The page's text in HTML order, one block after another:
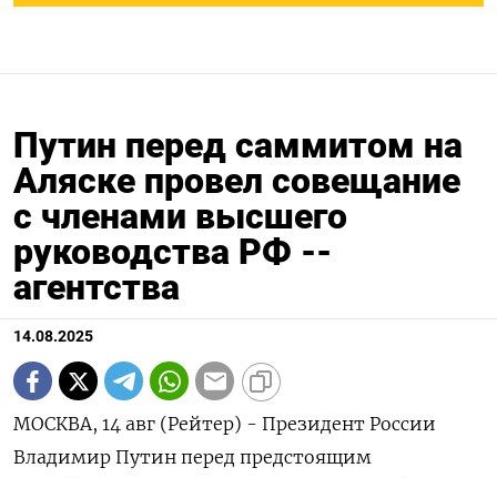
Путин перед саммитом на
Аляске провел совещание
с членами высшего
руководства РФ --
агентства
14.08.2025
МОСКВА, 14 авг (Рейтер) - Президент России
Владимир Путин перед предстоящим